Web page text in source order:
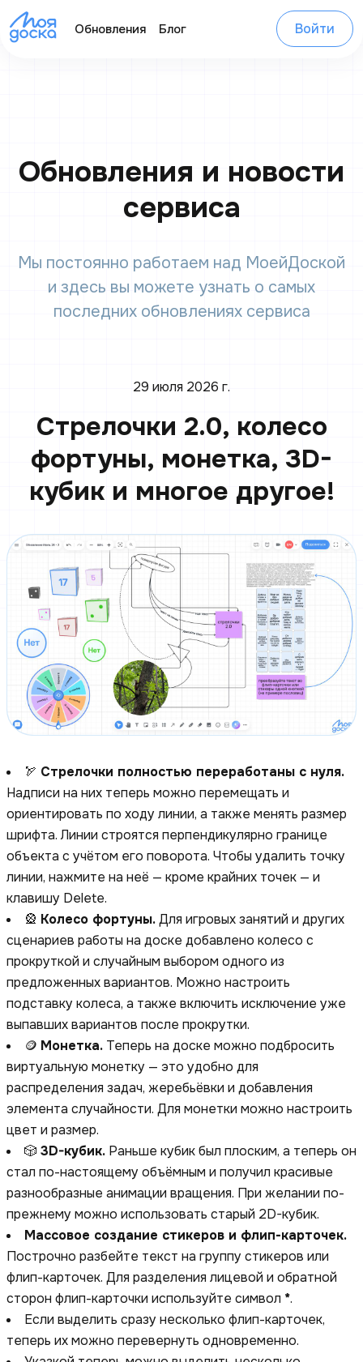
Обновления Блог Войти
Обновления и новости
сервиса
Мы постоянно работаем над МоейДоской
и здесь вы можете узнать о самых
последних обновлениях сервиса
29 июля 2026 г.
Стрелочки 2.0, колесо
фортуны, монетка, 3D-
кубик и многое другое!
🏹 Стрелочки полностью переработаны с нуля.
Надписи на них теперь можно перемещать и
ориентировать по ходу линии, а также менять размер
шрифта. Линии строятся перпендикулярно границе
объекта с учётом его поворота. Чтобы удалить точку
линии, нажмите на неё — кроме крайних точек — и
клавишу Delete.
🎡 Колесо фортуны.Для игровых занятий и других
сценариев работы на доске добавлено колесо с
прокруткой и случайным выбором одного из
предложенных вариантов. Можно настроить
подставку колеса, а также включить исключение уже
выпавших вариантов после прокрутки.
🪙 Монетка. Теперь на доске можно подбросить
виртуальную монетку — это удобно для
распределения задач, жеребьёвки и добавления
элемента случайности. Для монетки можно настроить
цвет и размер.
🎲 3D-кубик. Раньше кубик был плоским, а теперь он
стал по-настоящему объёмным и получил красивые
разнообразные анимации вращения. При желании по-
прежнему можно использовать старый 2D-кубик.
Массовое создание стикеров и флип-карточек.
Построчно разбейте текст на группу стикеров или
флип-карточек. Для разделения лицевой и обратной
сторон флип-карточки используйте символ *.
Если выделить сразу несколько флип-карточек,
теперь их можно перевернуть одновременно.